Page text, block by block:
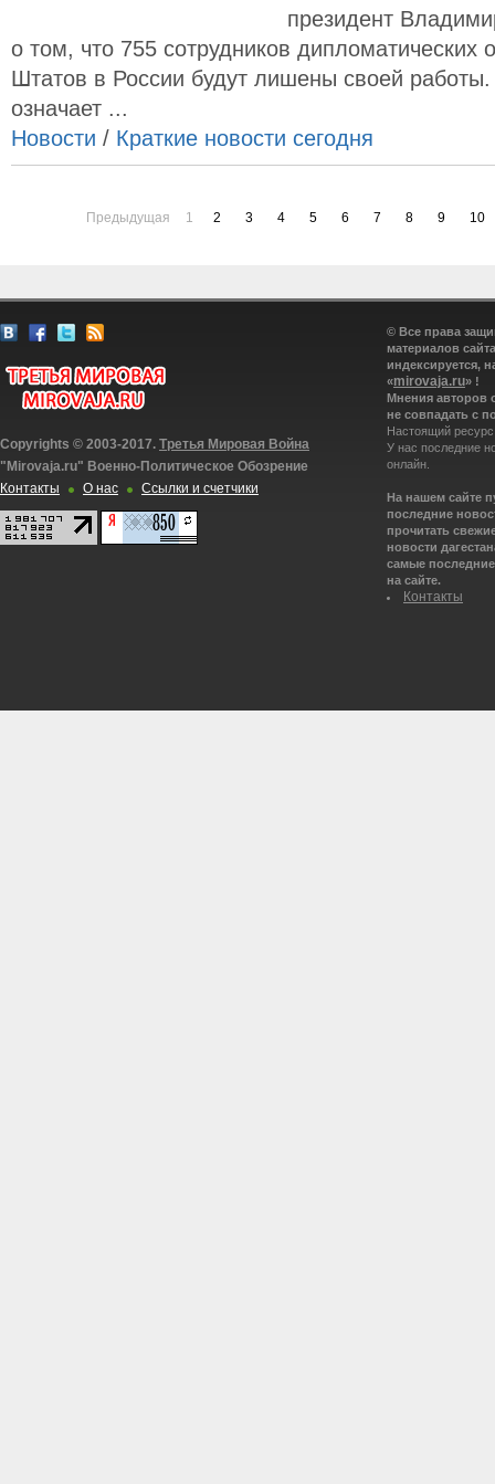
президент
о том, что 755 сотрудников дипломатических
Штатов в России будут лишены своей работы.
означает ...
Новости / Краткие новости сегодня
Предыдущая 1 2 3 4 5 6 7 8 9 10
Copyrights © 2003-2017. Третья Мировая Война
"Mirovaja.ru" Военно-Политическое Обозрение
Контакты
О нас Ссылки и счетчики
© Все права
материалов
индексируется,
«mirovaja.ru» !
Мнения авторов
не совпадать с
Настоящий
У нас последние
онлайн.
На нашем сайте
последние
прочитать
новости
самые
на сайте.
Контакты